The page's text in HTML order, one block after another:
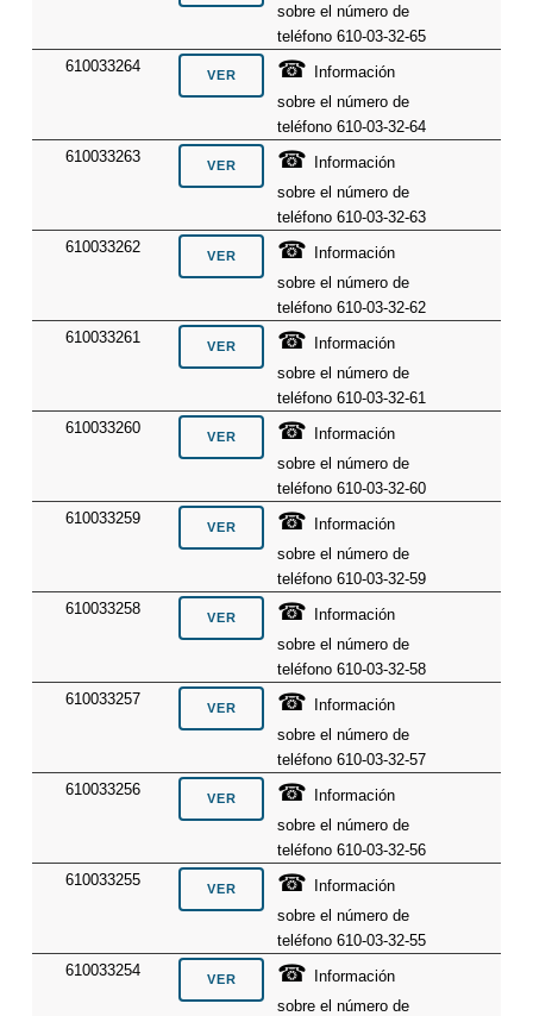
sobre el número de
teléfono 610-03-32-65
610033264
☎ Información
sobre el número de
teléfono 610-03-32-64
610033263
☎ Información
sobre el número de
teléfono 610-03-32-63
610033262
☎ Información
sobre el número de
teléfono 610-03-32-62
610033261
☎ Información
sobre el número de
teléfono 610-03-32-61
610033260
☎ Información
sobre el número de
teléfono 610-03-32-60
610033259
☎ Información
sobre el número de
teléfono 610-03-32-59
610033258
☎ Información
sobre el número de
teléfono 610-03-32-58
610033257
☎ Información
sobre el número de
teléfono 610-03-32-57
610033256
☎ Información
sobre el número de
teléfono 610-03-32-56
610033255
☎ Información
sobre el número de
teléfono 610-03-32-55
610033254
☎ Información
sobre el número de